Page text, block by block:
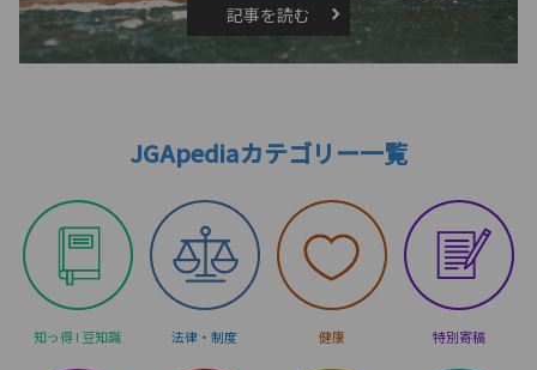
記事を読む
JGApediaカテゴリー一覧
知っ得 ! 豆知識 法律・制度 健康 特別寄稿